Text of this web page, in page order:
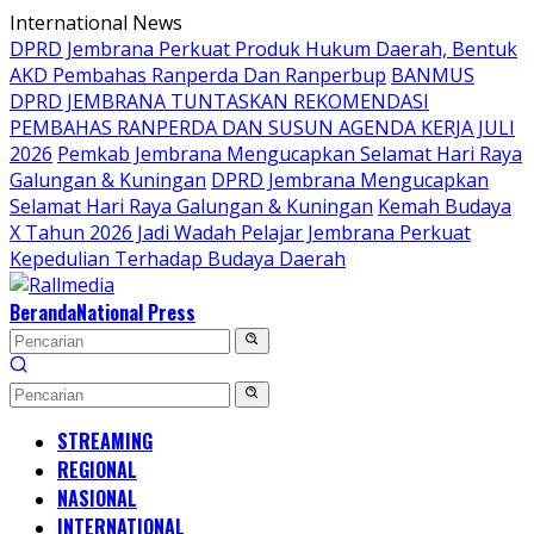
Langsung
ke
konten
International News
DPRD Jembrana Perkuat Produk Hukum Daerah, Bentuk
AKD Pembahas Ranperda Dan Ranperbup BANMUS
DPRD JEMBRANA TUNTASKAN REKOMENDASI
PEMBAHAS RANPERDA DAN SUSUN AGENDA KERJA JULI
2026 Pemkab Jembrana Mengucapkan Selamat Hari Raya
Galungan & Kuningan DPRD Jembrana Mengucapkan
Selamat Hari Raya Galungan & Kuningan Kemah Budaya
X Tahun 2026 Jadi Wadah Pelajar Jembrana Perkuat
Kepedulian Terhadap Budaya Daerah
BerandaNational Press
STREAMING
REGIONAL
NASIONAL
INTERNATIONAL